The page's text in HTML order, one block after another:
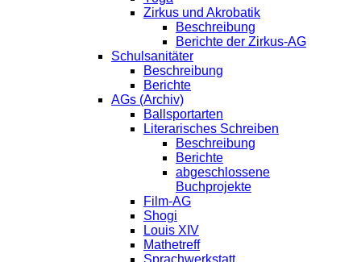
Zirkus und Akrobatik
Beschreibung
Berichte der Zirkus-AG
Schulsanitäter
Beschreibung
Berichte
AGs (Archiv)
Ballsportarten
Literarisches Schreiben
Beschreibung
Berichte
abgeschlossene
Buchprojekte
Film-AG
Shogi
Louis XIV
Mathetreff
Sprachwerkstatt